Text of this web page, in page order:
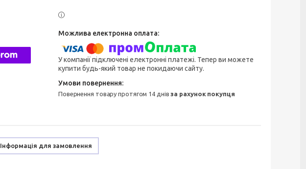
У компанії підключені електронні платежі. Тепер ви можете
купити будь-який товар не покидаючи сайту.
повернення товару протягом 14 днівза рахунок покупця
Інформація для замовлення